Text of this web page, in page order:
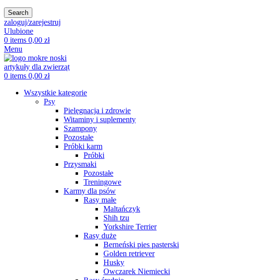
Search
zaloguj/zarejestruj
Ulubione
0 items 0,00 zł
Menu
0 items 0,00 zł
Wszystkie kategorie
Psy
Pielęgnacja i zdrowie
Witaminy i suplementy
Szampony
Pozostałe
Próbki karm
Próbki
Przysmaki
Pozostałe
Treningowe
Karmy dla psów
Rasy małe
Maltańczyk
Shih tzu
Yorkshire Terrier
Rasy duże
Berneński pies pasterski
Golden retriever
Husky
Owczarek Niemiecki